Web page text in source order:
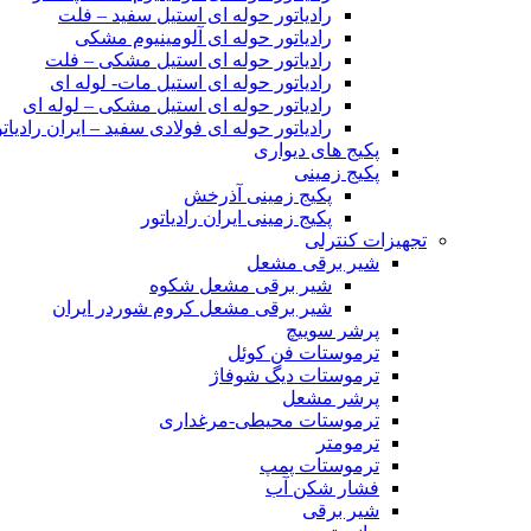
رادیاتور حوله ای استیل سفید – فلت
رادیاتور حوله ای آلومینیوم مشکی
رادیاتور حوله ای استیل مشکی – فلت
رادیاتور حوله ای استیل مات- لوله ای
رادیاتور حوله ای استیل مشکی – لوله ای
رادیاتور حوله ای فولادی سفید – ایران
پکیج های دیواری
پکیج زمینی
پکیج زمینی آذرخش
پکیج زمینی ایران رادیاتور
تجهیزات کنترلی
شیر برقی مشعل
شیر برقی مشعل شکوه
شیر برقی مشعل کروم شوردر ایران
پرشر سوییچ
ترموستات فن کوئل
ترموستات دیگ شوفاژ
پرشر مشعل
ترموستات محیطی-مرغداری
ترمومتر
ترموستات پمپ
فشار شکن آب
شیر برقی